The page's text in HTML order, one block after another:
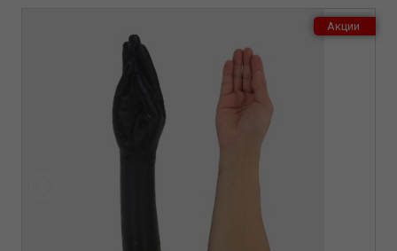
Акции